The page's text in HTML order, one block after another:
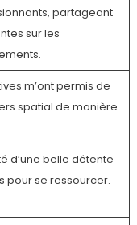
partageant
sur les
m’ont permis de
spatial de manière
d’une belle détente
pour se ressourcer.